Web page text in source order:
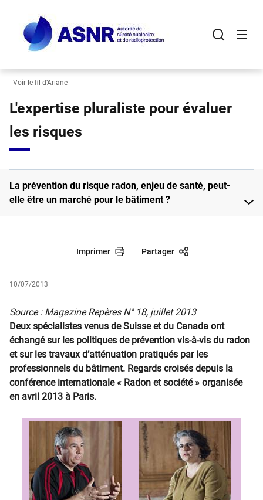
contenu
principal
Voir le fil d’Ariane
L'expertise pluraliste pour évaluer
les risques
La prévention du risque radon, enjeu de santé, peut-
elle être un marché pour le bâtiment ?
Imprimer Partager
10/07/2013
Source : Magazine Repères N° 18, juillet 2013
Deux spécialistes venus de Suisse et du Canada ont
échangé sur les politiques de prévention vis-à-vis du radon
et sur les travaux d’atténuation pratiqués par les
professionnels du bâtiment. Regards croisés depuis la
conférence internationale « Radon et société » organisée
en avril 2013 à Paris.